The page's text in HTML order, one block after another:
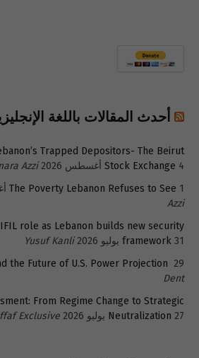
أحدث المقالات باللغة
Trapped Depositors- The Beirut
Stock Exchange 4 أغسطس 2026
Azzi
The Poverty Lebanon Refuses to See 1 أغسطس 2026
Azzi
role as Lebanon builds new security
framework 31 يوليو 2026
Yusuf Kanli
the Future of U.S. Power Projection 29 يوليو 2026
Dent
From Regime Change to Strategic
Neutralization 27 يوليو 2026 Exclusive